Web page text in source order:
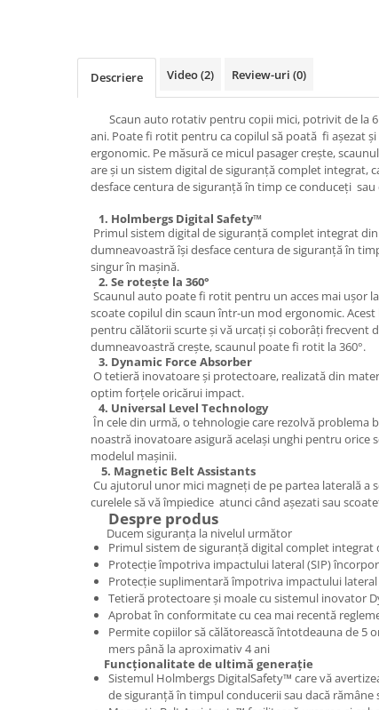
Descriere Video(2) Review-uri (0)
Scaun auto rotativ pentru copii mici, potrivit de la
ani. Poate fi rotit pentru ca copilul să poată fi așezat
ergonomic. Pe măsură ce micul pasager crește,
are și un sistem digital de siguranță complet integrat,
desface centura de siguranță în timp ce conduceți
1. Holmbergs Digital Safety™
Primul sistem digital de siguranță complet integrat
dumneavoastră își desface centura de siguranță în
singur în mașină.
2. Se rotește la 360°
Scaunul auto poate fi rotit pentru un acces mai ușor
scoate copilul din scaun într-un mod ergonomic.
pentru călătorii scurte și vă urcați și coborâți frecvent
dumneavoastră crește, scaunul poate fi rotit la 360°.
3. Dynamic Force Absorber
O tetieră inovatoare și protectoare, realizată din
optim forțele oricărui impact.
4. Universal Level Technology
În cele din urmă, o tehnologie care rezolvă problema
noastră inovatoare asigură același unghi pentru orice
modelul mașinii.
5. Magnetic Belt Assistants
Cu ajutorul unor mici magneți de pe partea laterală a
curelele să vă împiedice atunci când așezati sau
Despre produs
Ducem siguranța la nivelul următor
Primul sistem de siguranță digital complet integrat
Protecție împotriva impactului lateral (SIP)
Protecție suplimentară împotriva impactului lateral
Tetieră protectoare și moale cu sistemul inovator
Aprobat în conformitate cu cea mai recentă
Permite copiilor să călătorească întotdeauna de 5
mers până la aproximativ 4 ani
Funcționalitate de ultimă generație
Sistemul Holmbergs DigitalSafety™ care vă
de siguranță în timpul conducerii sau dacă rămâne